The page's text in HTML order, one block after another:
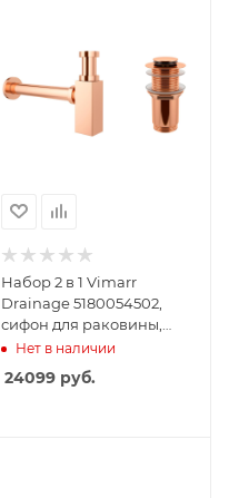
Набор 2 в 1 Vimarr
Drainage 5180054502,
сифон для раковины,
донный клапан без
перелива, розовое
золото
Нет в наличии
24099руб.